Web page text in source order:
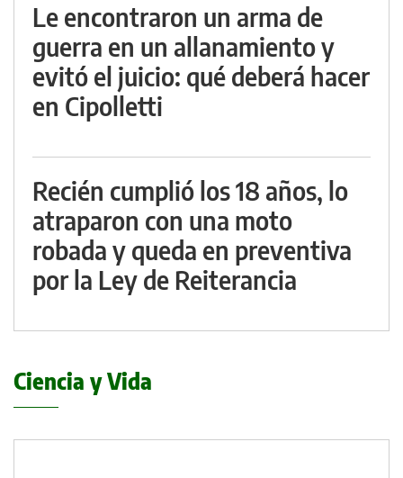
Le encontraron un arma de
guerra en un allanamiento y
evitó el juicio: qué deberá hacer
en Cipolletti
Recién cumplió los 18 años, lo
atraparon con una moto
robada y queda en preventiva
por la Ley de Reiterancia
Ciencia y Vida